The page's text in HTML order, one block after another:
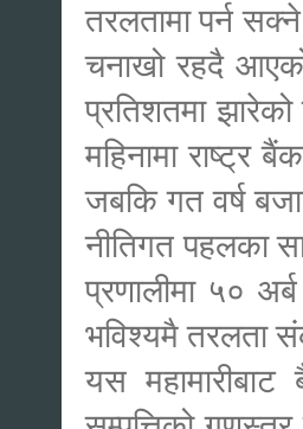
तरलतामा पर्न
चनाखो रहदै
प्रतिशतमा
महिनामा राष्ट्र
जबकि गत वर्ष
नीतिगत पहलका
प्रणालीमा ५०
भविश्यमै तरलता
यस